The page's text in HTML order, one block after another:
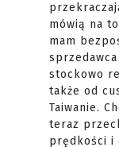
mówią na
mam
stockowo
także od
Taiwanie.
teraz
prędkości i